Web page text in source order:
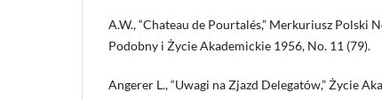
A.W., “Chateau de Pourtalés,” Merkuriusz Polski
Podobny i Życie Akademickie 1956, No. 11 (79).
Angerer L., “Uwagi na Zjazd Delegatów,” Życie